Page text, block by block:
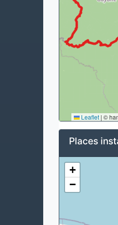
Leaflet | ©
Places
+
−